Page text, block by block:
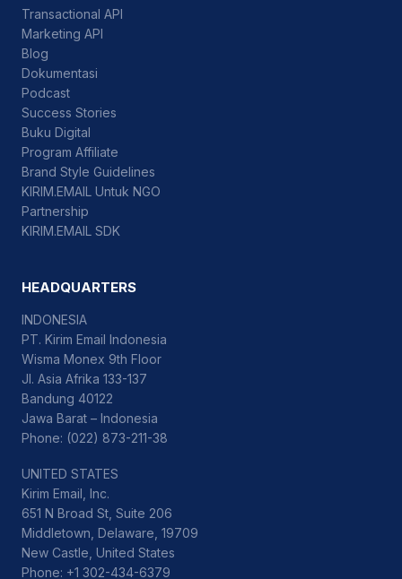
Transactional API
Marketing API
Blog
Dokumentasi
Podcast
Success Stories
Buku Digital
Program Affiliate
Brand Style Guidelines
KIRIM.EMAIL Untuk NGO
Partnership
KIRIM.EMAIL SDK
HEADQUARTERS
INDONESIA
PT. Kirim Email Indonesia
Wisma Monex 9th Floor
Jl. Asia Afrika 133-137
Bandung 40122
Jawa Barat – Indonesia
Phone: (022) 873-211-38
UNITED STATES
Kirim Email, Inc.
651 N Broad St, Suite 206
Middletown, Delaware, 19709
New Castle, United States
Phone: +1 302-434-6379